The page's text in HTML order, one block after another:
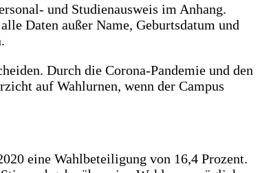
und Studienausweis im Anhang.
Daten außer Name, Geburtsdatum und
Durch die Corona-Pandemie und den
auf Wahlurnen, wenn der Campus
eine Wahlbeteiligung von 16,4 Prozent.